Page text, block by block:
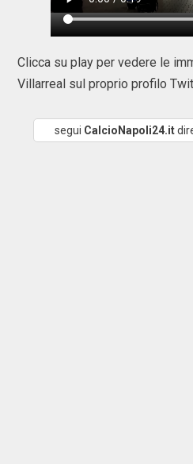
Clicca su play per vedere le
Villarreal sul proprio profilo
segui CalcioNapoli24.it